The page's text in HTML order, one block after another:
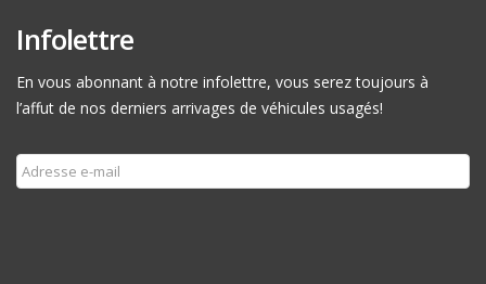
Infolettre
En vous abonnant à notre infolettre, vous serez toujours à
l’affut de nos derniers arrivages de véhicules usagés!